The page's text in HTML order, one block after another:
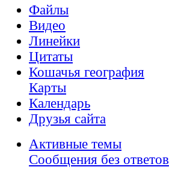
Файлы
Видео
Линейки
Цитаты
Кошачья география
Карты
Календарь
Друзья сайта
Активные темы
Сообщения без ответов